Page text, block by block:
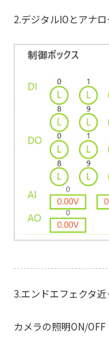
2.デジタルIOとアナロ
3.エンドエフェクタ
カメラの照明ON/OFF